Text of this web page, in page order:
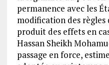
permanence avec les
modification des
produit des effets en
Hassan Sheikh
passage en force,